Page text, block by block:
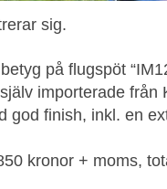
sig.
på flugspöt “
importerade från
god finish, inkl. en
kronor + moms,